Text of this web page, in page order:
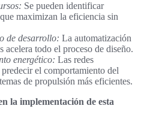
Se pueden identificar
maximizan la eficiencia sin
de desarrollo: La automatización
acelera todo el proceso de diseño.
energético: Las redes
el comportamiento del
de propulsión más eficientes.
la implementación de esta